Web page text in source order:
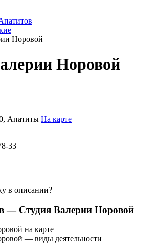
Норовой
Норовой
Апатиты На карте
33
в описании?
— Студия Валерии Норовой
на карте
— виды деятельности